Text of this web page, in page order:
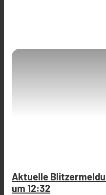
Aktuelle
um 12:32